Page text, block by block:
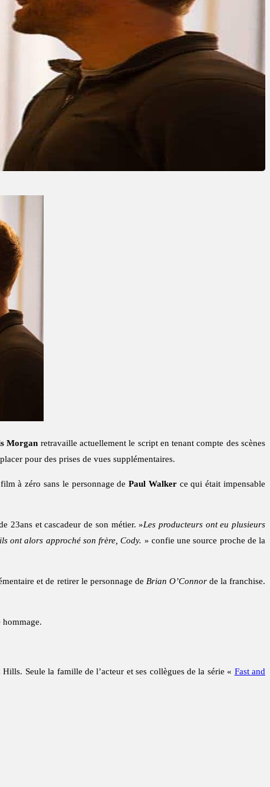
Morgan retravaille actuellement le script en tenant compte des scènes
pour des prises de vues supplémentaires.
à zéro sans le personnage dePaul Walkerce qui était impensable
23ans et cascadeur de son métier. »Les producteurs ont eu plusieurs
ont alors approché son frère, Cody. » confie une source proche de la
et de retirer le personnage de Brian O’Connorde la franchise.
Seule la famille de l’acteur et ses collègues de la série « Fast and